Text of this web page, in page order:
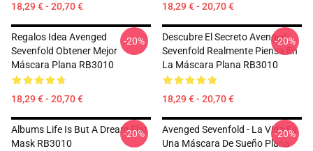
18,29 € - 20,70 € 18,29 € - 20,70 €
Regalos Idea Avenged
Sevenfold Obtener Mejor
Máscara Plana RB3010
18,29 € - 20,70 €
-20%
Descubre El Secreto Avenged
Sevenfold Realmente Piensa En
La Máscara Plana RB3010
18,29 € - 20,70 €
-20%
Albums Life Is But A Dream Flat
Mask RB3010
-20%
Avenged Sevenfold - La Vida Es
Una Máscara De Sueño Plana
-20%